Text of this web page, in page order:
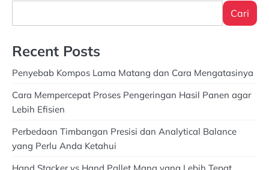
Cari
Recent Posts
Penyebab Kompos Lama Matang dan Cara Mengatasinya
Cara Mempercepat Proses Pengeringan Hasil Panen agar
Lebih Efisien
Perbedaan Timbangan Presisi dan Analytical Balance
yang Perlu Anda Ketahui